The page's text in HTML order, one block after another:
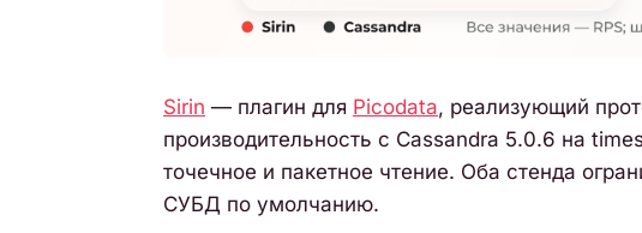
Sirin — плагин для Picodata, реализующий
производительность с Cassandra 5.0.6 на
точечное и пакетное чтение. Оба стенда
СУБД по умолчанию.